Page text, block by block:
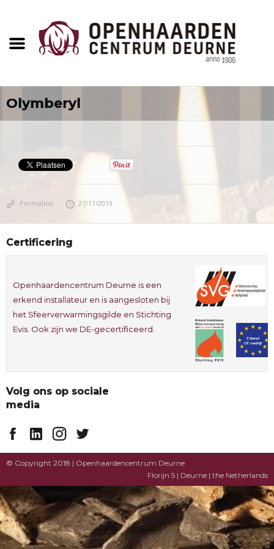
Olymberyl
Permalink 27/11/2013
Certificering
Openhaardencentrum Deurne is een
erkend installateur en is aangesloten bij
het Sfeerverwarmingsgilde en Stichting
Evis. Ook zijn we DE-gecertificeerd.
Volg ons op sociale
media
© Copyright 2018 | Openhaardencentrum Deurne
Florijn 5 | Deurne | the Netherlands